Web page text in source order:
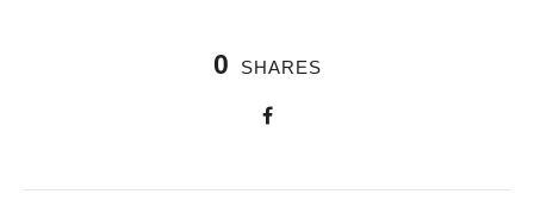
0 SHARES